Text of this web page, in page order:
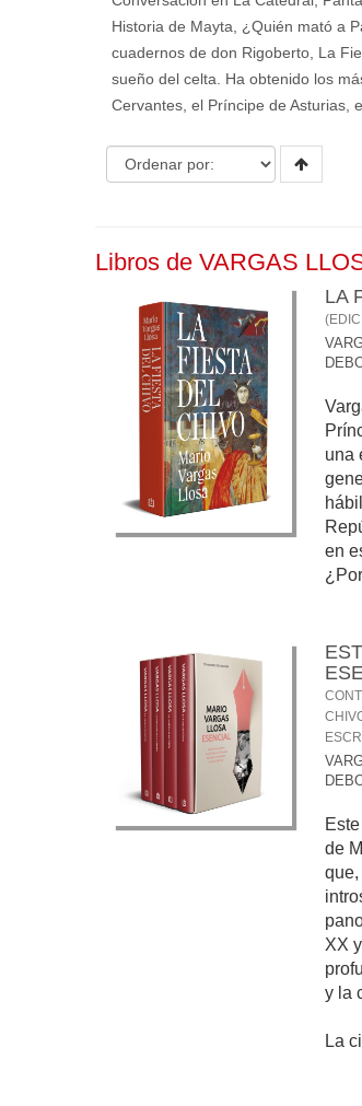
Historia de Mayta, ¿Quién mató a
cuadernos de don Rigoberto, La
sueño del celta. Ha obtenido los
Cervantes, el Príncipe de Asturias,
Libros de VARGAS
LA
una
en
de
XX
y la
La